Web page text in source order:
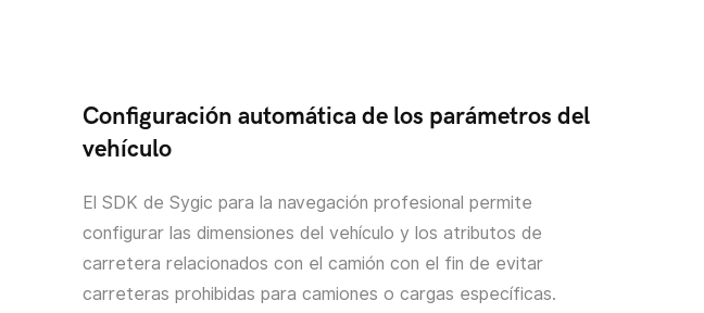
Configuración automática de los parámetros del
vehículo
El SDK de Sygic para la navegación profesional permite
configurar las dimensiones del vehículo y los atributos de
carretera relacionados con el camión con el fin de evitar
carreteras prohibidas para camiones o cargas específicas.